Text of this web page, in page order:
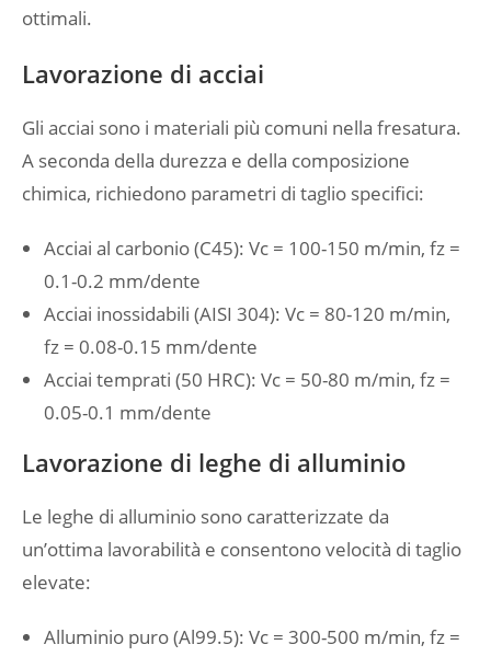
ottimali.
Lavorazione di acciai
Gli acciai sono i materiali più comuni nella fresatura.
A seconda della durezza e della composizione
chimica, richiedono parametri di taglio specifici:
Acciai al carbonio (C45): Vc = 100-150 m/min, fz =
0.1-0.2 mm/dente
Acciai inossidabili (AISI 304): Vc = 80-120 m/min,
fz = 0.08-0.15 mm/dente
Acciai temprati (50 HRC): Vc = 50-80 m/min, fz =
0.05-0.1 mm/dente
Lavorazione di leghe di alluminio
Le leghe di alluminio sono caratterizzate da
un’ottima lavorabilità e consentono velocità di taglio
elevate:
Alluminio puro (Al99.5): Vc = 300-500 m/min, fz =